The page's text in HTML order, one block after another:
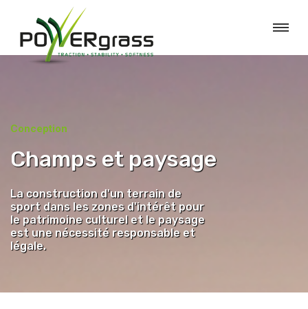
Conception
Champs et paysage
La construction d'un terrain de
sport dans les zones d'intérêt pour
le patrimoine culturel et le paysage
est une nécessité responsable et
légale.